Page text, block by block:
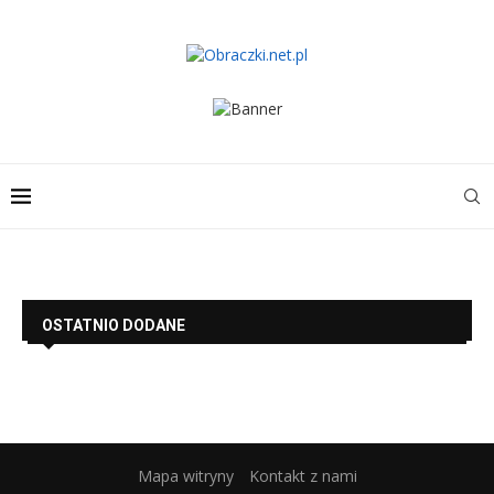
OSTATNIO DODANE
Mapa witryny Kontakt z nami